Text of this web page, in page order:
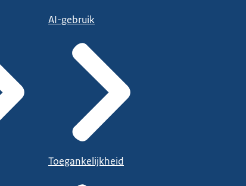
AI-gebruik
Toegankelijkheid